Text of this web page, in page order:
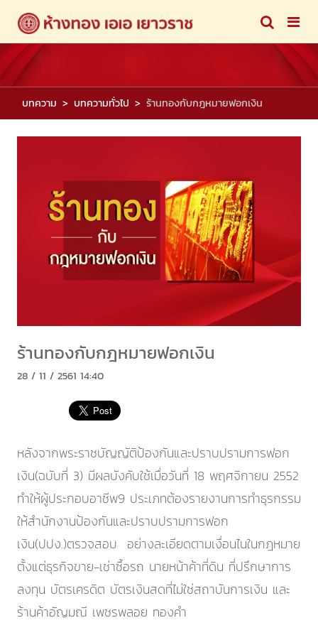
บทความ บทความทั่วไป ร้านทองกับกฎหมายฟอกเงิน
ร้านทองกับกฎหมายฟอกเงิน
28 / 11 / 2561 14:40
หลังจากพระราชบัญญัติป้องกันและปราบปรามการฟอก
เงิน(ฉบับที่ 3) มีผลบังคับใช้เมื่อวันที่ 18 พฤศจิกายน 2552
ทำให้ผู้ประกอบอาชีพ9 ประเภทต้องรายงานการทำธุรกรรม
ให้สำนักงานป้องกันและปราบปรามการฟอก
เงิน(ปปง.)ตรวจสอบ อย่างละเอียดตามเงื่อนไนในกฎหมาย
ตั้งแต่ธุรกิจขาย-เช่าซื้อรถ นายหน้าค้าที่ดิน ที่ปรึกษาการ
ลงทุน บัตรเครดิต บัตรเงินสดที่ไม่ใช่สถาบันการเงิน และ
ร้านค้าอัญมณี เพชรพลอย ทองคำ